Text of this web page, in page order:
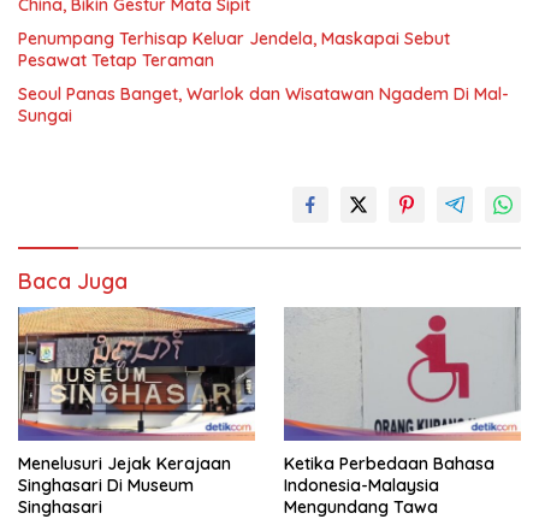
China, Bikin Gestur Mata Sipit
Penumpang Terhisap Keluar Jendela, Maskapai Sebut
Pesawat Tetap Teraman
Seoul Panas Banget, Warlok dan Wisatawan Ngadem Di Mal-
Sungai
Baca Juga
Menelusuri Jejak Kerajaan
Singhasari Di Museum
Singhasari
Ketika Perbedaan Bahasa
Indonesia-Malaysia
Mengundang Tawa